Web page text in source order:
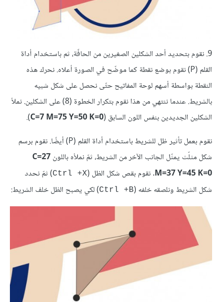
9. نقوم بتحديد أحد الشكلين الصغيرين من الحافّة، ثم باستخدام أداة
القلم (P) نقوم بوضع نقطة كما موضّح في الصورة أعلاه. نحرك هذه
النقطة بواسطة أسهم لوحة المفاتيح حتّى نحصل على شكل شبيه
بالشريط. عندما ننتهي من هذا نقوم بتكرار الخطوة (8) على الشكلين. نملأ
الشكلين الجديدين بنفس اللون السابق (C=7 M=75 Y=50 K=0
).
نقوم بعمل تأثير ظل للشريط باستخدام أداة القلم (P) أيضًا. نقوم برسم
شكل مثلّث يمثّل الجانب الآخر من الشريط، ثمّ نملأه باللونC=27
M=37 Y=45 K=0. نقوم بقص شكل الظل (Ctrl +X) ثمّ نحدد
شكل الشريط ونلصقه خلفه (Ctrl +B) لكي يصبح الظل خلف الشريط: